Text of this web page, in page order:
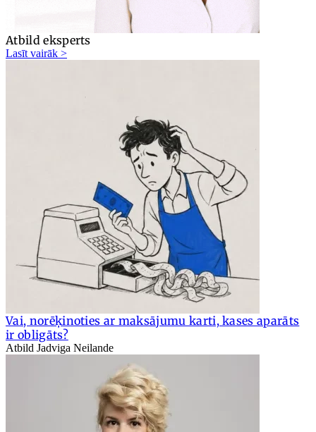
Atbild eksperts
Lasīt vairāk >
Vai, norēķinoties ar maksājumu karti, kases aparāts
ir obligāts?
Atbild Jadviga Neilande